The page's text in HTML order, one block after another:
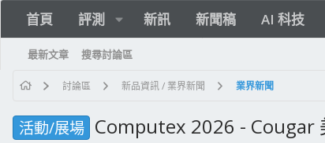
首頁 評測 新訊 新聞稿 AI 科技
最新文章 搜尋討論區
討論區 新品資訊 / 業界新聞 業界新聞
活動/展場 Computex 2026 - Cougar